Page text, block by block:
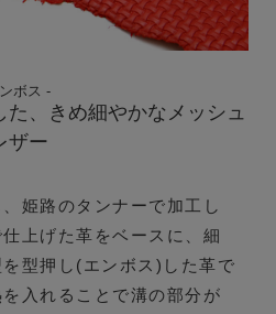
ボス -
た、きめ細やかなメッシュ
ザー
姫路のタンナーで加工し
上げた革をベースに、細
型押し(エンボス)した革で
入れることで溝の部分が